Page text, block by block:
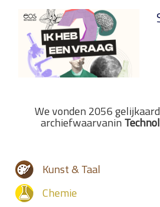
We vonden 2056
archiefwaarvanin
Kunst & Taal
Chemie